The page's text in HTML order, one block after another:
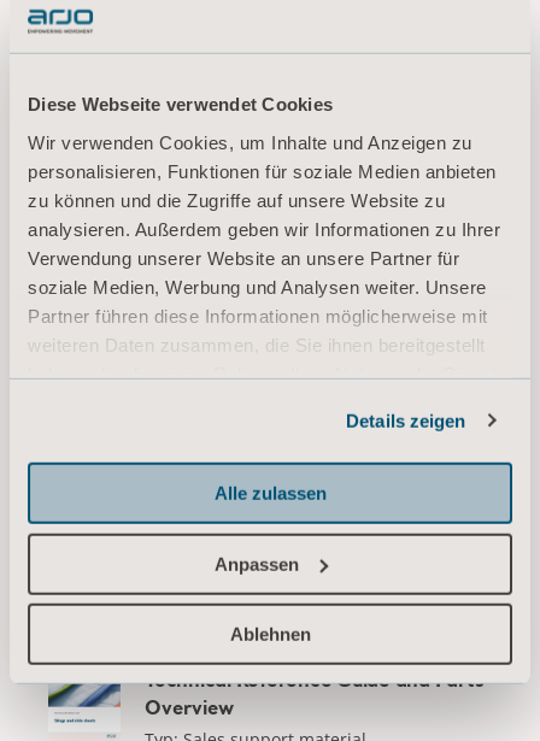
Diese Webseite verwendet Cookies
Wir verwenden Cookies, um Inhalte und Anzeigen zu
personalisieren, Funktionen für soziale Medien anbieten
zu können und die Zugriffe auf unsere Website zu
analysieren. Außerdem geben wir Informationen zu Ihrer
Verwendung unserer Website an unsere Partner für
soziale Medien, Werbung und Analysen weiter. Unsere
Partner führen diese Informationen möglicherweise mit
weiteren Daten zusammen, die Sie ihnen bereitgestellt
Details zeigen
Alle zulassen
Anpassen
Ablehnen
Arjo sling sizing and measurement
guide
Typ: Kurzanleitung (QRG)
DOWNLOAD
Technical Reference Guide and Parts
Overview
Typ: Sales support material
DE Germany
* Bitte wenden Sie sich an Ihren Vertriebspartner vor Ort, ob das Produkt
in Ihrem Land verfügbar ist.